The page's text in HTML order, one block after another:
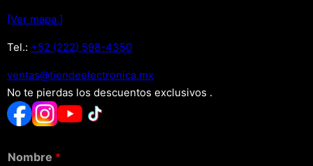
[Ver mapa.]
Tel.: +52 (222) 598-4350
xm.acinortceleedneit@satnev
No te pierdas los descuentos exclusivos .
Nombre *